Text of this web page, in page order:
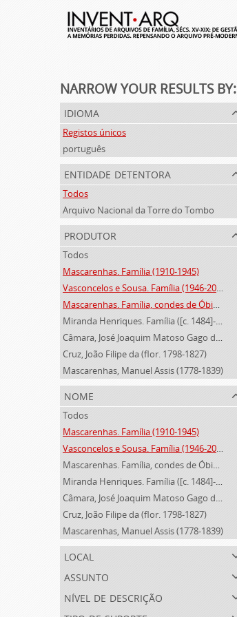
NARROW YOUR RESULTS BY:
idioma
Registos únicos
português
entidade detentora
Todos
Arquivo Nacional da Torre do Tombo
produtor
Todos
Mascarenhas. Família (1910-1945)
Vasconcelos e Sousa. Família (1946-2006)
Mascarenhas. Família, condes de Óbidos, Palma e Sabugal (1669-1910)
Miranda Henriques. Família ([c. 1484]-[c.1745])
Câmara, José Joaquim Matoso Gago da (1775-1864)
Cruz, João Filipe da (flor. 1798-1827)
Mascarenhas, Manuel Assis (1778-1839)
nome
Todos
Mascarenhas. Família (1910-1945)
Vasconcelos e Sousa. Família (1946-2006)
Mascarenhas. Família, condes de Óbidos, Palma e Sabugal (1669-1910)
Miranda Henriques. Família ([c. 1484]-[c.1745])
Câmara, José Joaquim Matoso Gago da (1775-1864)
Cruz, João Filipe da (flor. 1798-1827)
Mascarenhas, Manuel Assis (1778-1839)
local
assunto
nível de descrição